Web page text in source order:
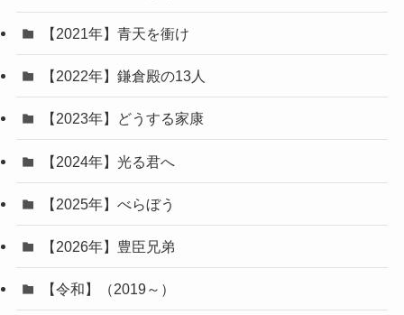
【2021年】青天を衝け
【2022年】鎌倉殿の13人
【2023年】どうする家康
【2024年】光る君へ
【2025年】べらぼう
【2026年】豊臣兄弟
【令和】（2019～）